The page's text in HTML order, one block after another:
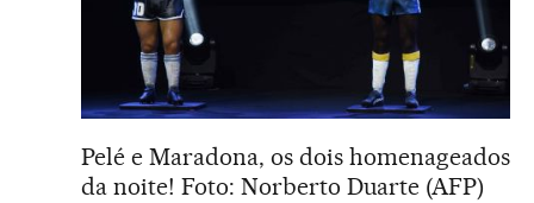
Pelé e Maradona, os dois homenageados
da noite! Foto: Norberto Duarte (AFP)